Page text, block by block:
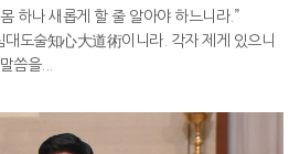
하나 새롭게 할 줄 알아야 하느니라.”
대도술知心大道術이니라. 각자 제게 있으니
씀을...